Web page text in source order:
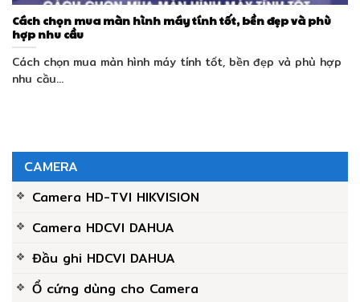
CAMERA
Camera HD-TVI HIKVISION
Camera HDCVI DAHUA
Đầu ghi HDCVI DAHUA
Ổ cứng dùng cho Camera
Cách chọn mua màn hình máy tính tốt, bền đẹp và phù
hợp nhu cầu
Cách chọn mua màn hình máy tính tốt, bền đẹp và phù hợp
nhu cầu...